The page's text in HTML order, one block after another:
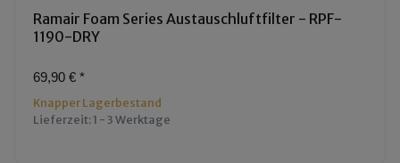
Ramair Foam Series Austauschluftfilter - RPF-
1190-DRY
69,90 € *
Knapper Lagerbestand
Lieferzeit:1 - 3 Werktage